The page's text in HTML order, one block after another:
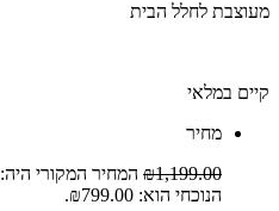
מעוצבת לחלל הבית
קיים במלאי
‫מחיר‬
₪1,199.00 המחיר המקורי היה: ₪1,199.00.
הנוכחי הוא: ₪799.00.